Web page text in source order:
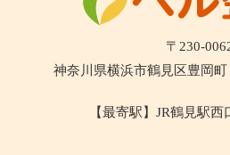
〒230-
神奈川県横浜市鶴見区豊岡
【最寄駅】JR鶴見駅